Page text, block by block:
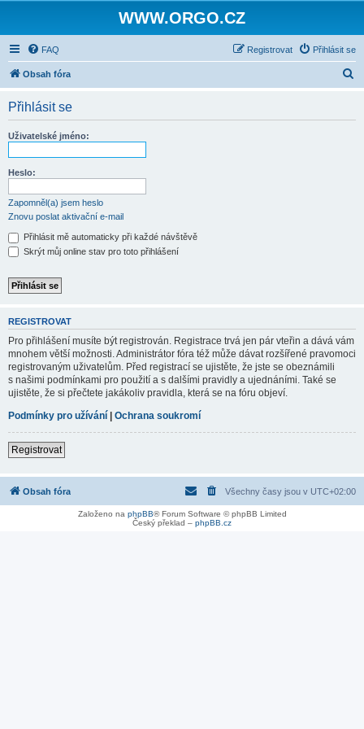
WWW.ORGO.CZ
FAQ Přihlásit se
Registrovat
Obsah fóra
Přihlásit se
Uživatelské jméno:
Heslo:
Zapomněl(a) jsem heslo
Znovu poslat aktivační e-mail
Přihlásit mě automaticky při každé návštěvě
Skrýt můj online stav pro toto přihlášení
REGISTROVAT
Pro přihlášení musíte být registrován. Registrace trvá jen pár vteřin a dává vám
mnohem větší možnosti. Administrátor fóra též může dávat rozšířené pravomoci
registrovaným uživatelům. Před registrací se ujistěte, že jste se obeznámili
s našimi podmínkami pro použití a s dalšími pravidly a ujednáními. Také se
ujistěte, že si přečtete jakákoliv pravidla, která se na fóru objeví.
Podmínky pro užívání | Ochrana soukromí
Registrovat
Obsah fóra Všechny časy jsou v UTC+02:00
Založeno na phpBB® Forum Software © phpBB Limited
Český překlad – phpBB.cz